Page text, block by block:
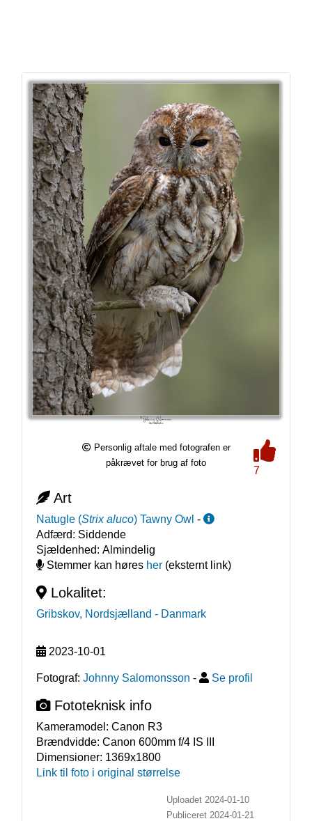
Personlig aftale med fotografen er
påkrævet for brug af foto
7
Art
Natugle (Strix aluco) Tawny Owl -
Adfærd: Siddende
Sjældenhed: Almindelig
Stemmer kan høres her(eksternt link)
Lokalitet:
Gribskov, Nordsjælland - Danmark
2023-10-01
Fotograf: Johnny Salomonsson - Se profil
Fototeknisk info
Kameramodel: Canon R3
Brændvidde: Canon 600mm f/4 IS III
Dimensioner: 1369x1800
Link til foto i original størrelse
Uploadet 2024-01-10
Publiceret 2024-01-21